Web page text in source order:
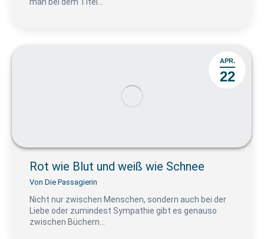
APR.
22
Rot wie Blut und weiß wie Schnee
Von Die Passagierin
Nicht nur zwischen Menschen, sondern auch bei der
Liebe oder zumindest Sympathie gibt es genauso
zwischen Büchern…